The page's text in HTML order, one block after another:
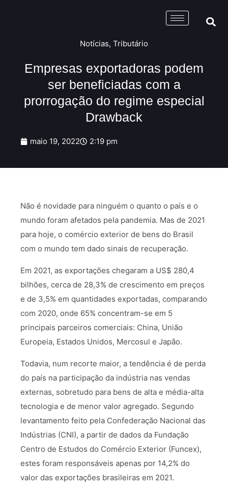
Notícias, Tributário
Empresas exportadoras podem
ser beneficiadas com a
prorrogação do regime especial
Drawback
maio 19, 2022 2:19 pm
Não é novidade para ninguém o quanto o país e o
mundo foram afetados pela pandemia. Mas de 2021
para hoje, o comércio exterior de bens do Brasil
com o mundo tem dado sinais de recuperação.
Em 2021, as exportações chegaram a US$ 280,4
bilhões, cerca de 28,3% de crescimento em preços
e de 3,5% em quantidades exportadas, comparando
com 2020, onde 65% concentram-se em 5
principais parceiros comerciais: China, União
Europeia, Estados Unidos, Mercosul e Japão.
Todavia, num recorte maior, a tendência é de perda
do país na participação da indústria nas vendas
externas, sobretudo para bens de alta e média-alta
tecnologia e de menor valor agregado. Segundo
levantamento feito pela Confederação Nacional das
Indústrias (CNI), a partir de dados da Fundação
Centro de Estudos do Comércio Exterior (Funcex),
estes foram responsáveis apenas por 14,2% do
valor das exportações brasileiras em 2021.